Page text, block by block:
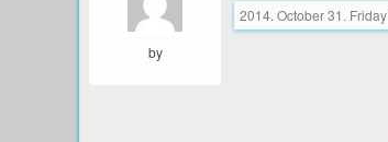
by
2014. October 31. Friday